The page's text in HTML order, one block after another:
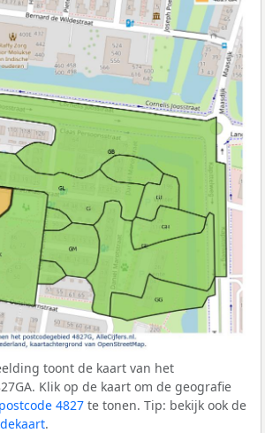
toont de kaart van het
Klik op de kaart om de geografie
4827 te tonen. Tip: bekijk ook de
.